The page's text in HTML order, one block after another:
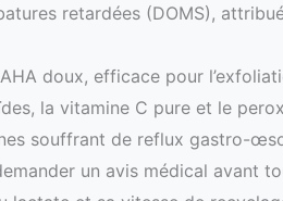
retardées (DOMS),
doux, efficace pour
la vitamine C pure et le
souffrant de reflux gastro-
un avis médical avant